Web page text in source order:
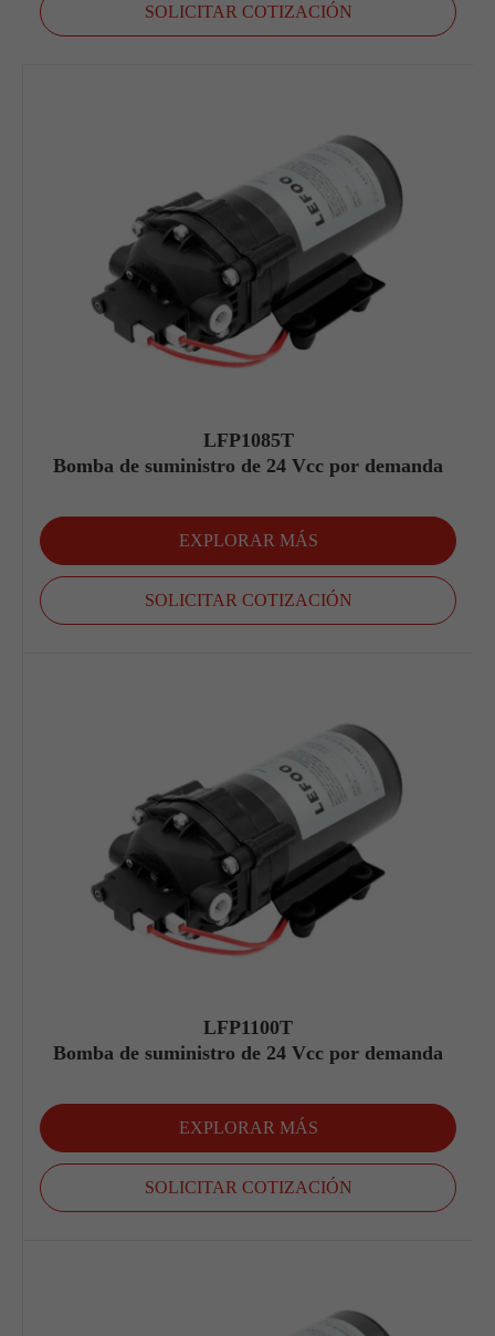
SOLICITAR COTIZACIÓN
LFP1085T
Bomba de suministro de 24 Vcc por demanda
EXPLORAR MÁS
SOLICITAR COTIZACIÓN
LFP1100T
Bomba de suministro de 24 Vcc por demanda
EXPLORAR MÁS
SOLICITAR COTIZACIÓN